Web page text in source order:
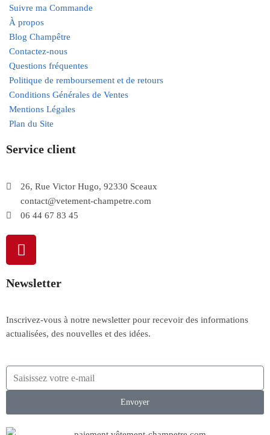
Suivre ma Commande
À propos
Blog Champêtre
Contactez-nous
Questions fréquentes
Politique de remboursement et de retours
Conditions Générales de Ventes
Mentions Légales
Plan du Site
Service client
26, Rue Victor Hugo, 92330 Sceaux
contact@vetement-champetre.com
06 44 67 83 45
Newsletter
Inscrivez-vous à notre newsletter pour recevoir des informations
actualisées, des nouvelles et des idées.
Envoyer